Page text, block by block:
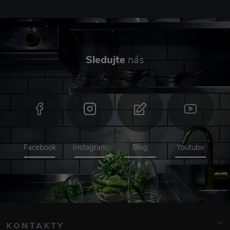
Sledujte nás
Facebook Instagram Blog Youtube
KONTAKTY